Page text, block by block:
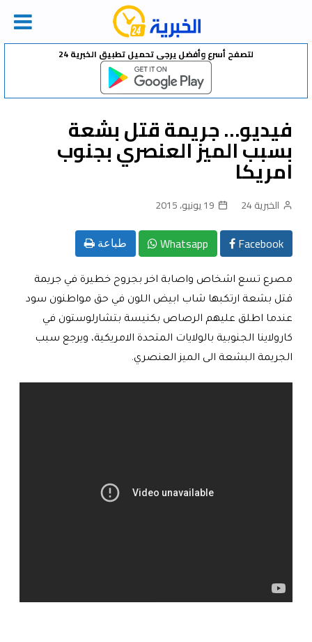
Skip
لتصفح أسرع وأفضل يرجى تحميل تطبيق الخبرية 24
فيديو… جريمة قتل بشعة
بسبب الميز العنصري بجنوب
امريكا
الخبرية 24 19 يونيو، 2015
Facebook
Whatsapp طباعة
مصرع تسع اشخاص واصابة اخر بجروح خطيرة في جريمة
قتل بشعة ارتكبها شاب ابيض اللون في حق مواطنون سود
عندما اطلق عليهم الرصاص بكنيسة بتشارلوستون في
كارولاينا الجنوبية بالولايات المتحدة الامريكية، ويرجع سبب
الجريمة البشعة الى الميز العنصري.